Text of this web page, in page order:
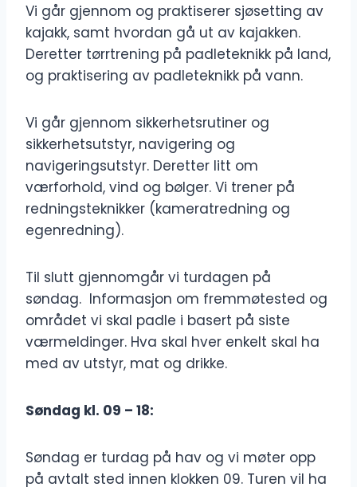
Vi går gjennom og praktiserer sjøsetting av
kajakk, samt hvordan gå ut av kajakken.
Deretter tørrtrening på padleteknikk på land,
og praktisering av padleteknikk på vann.
Vi går gjennom sikkerhetsrutiner og
sikkerhetsutstyr, navigering og
navigeringsutstyr. Deretter litt om
værforhold, vind og bølger. Vi trener på
redningsteknikker (kameratredning og
egenredning).
Til slutt gjennomgår vi turdagen på
søndag. Informasjon om fremmøtested og
området vi skal padle i basert på siste
værmeldinger. Hva skal hver enkelt skal ha
med av utstyr, mat og drikke.
Søndag kl. 09 – 18:
Søndag er turdag på hav og vi møter opp
på avtalt sted innen klokken 09. Turen vil ha